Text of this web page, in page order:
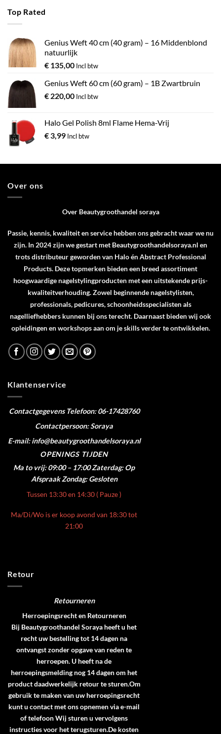
Top Rated
Genius Weft 40 cm (40 gram) – 16 Middenblond
natuurlijk
€ 135,00 Incl btw
Genius Weft 60 cm (60 gram) – 1B Zwartbruin
€ 220,00 Incl btw
Halo Gel Polish 8ml Flame Hema-Vrij
€ 3,99 Incl btw
Over ons
Over Beautygroothandel soraya
Passie, kennis, kwaliteit en service hebben ons gebracht waar we nu
zijn. In 2024 zijn we gestart met Beautygroothandelsoraya.nl en
trots distributeur geworden van HaloénAbstract Professional
Products. Deze topmerken bieden een breed assortiment
hoogwaardige nagelstylingproducten met een uitstekende prijs-
kwaliteitverhouding. Zowel beginnende nagelstylisten,
professionals, pedicures, schoonheidsspecialisten als
nagelliefhebbers kunnen bij ons terecht. Daarnaast bieden wij ook
opleidingen en workshops aan om je skills verder te ontwikkelen.
Klantenservice
ContactgegevensTelefoon: 06-17428760
Contactpersoon: Soraya
E-mail: info@beautygroothandelsoraya.nl
OPENINGS TIJDEN
Ma to vrij: 09:00 – 17:00 Zaterdag: Op
Afspraak Zondag: Gesloten
Tussen 13:30 en 14:30 ( Pauze )
Ma/Di/Wo is er koop avond van 18:30 tot
21:00
Retour
Retourneren
Herroepingsrecht en Retourneren
Bij Beautygroothandel Soraya heeft u het
recht uw bestelling tot 14 dagen na
ontvangst zonder opgave van reden te
herroepen. U heeft na de
herroepingsmelding nog 14 dagen om het
product daadwerkelijk retour te sturen.Om
gebruik te maken van uw herroepingsrecht
kunt u contact met ons opnemen via e-mail
of telefoon Wij sturen u vervolgens
instructies voor het terugsturen.De kosten